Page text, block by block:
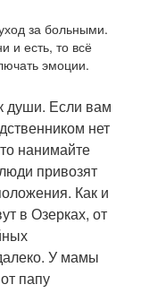
за больными.
и есть, то всё
эмоции.
души. Если вам
нет
нанимайте
привозят
Как и
в Озерках, от
У мамы
папу